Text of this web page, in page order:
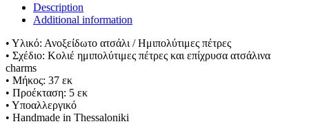
Description
Additional information
• Υλικό: Ανοξείδωτο ατσάλι / Ημιπολύτιμες πέτρες
• Σχέδιο: Κολιέ ημιπολύτιμες πέτρες και επίχρυσα ατσάλινα
charms
• Μήκος: 37 εκ
• Προέκταση: 5 εκ
• Υποαλλεργικό
• Handmade in Thessaloniki